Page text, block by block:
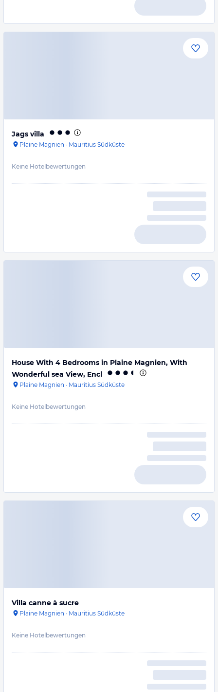
Jags villa
Plaine Magnien · Mauritius Südküste
Keine Hotelbewertungen
House With 4 Bedrooms in Plaine Magnien, With
Wonderful sea View, Encl
Plaine Magnien · Mauritius Südküste
Keine Hotelbewertungen
Villa canne à sucre
Plaine Magnien · Mauritius Südküste
Keine Hotelbewertungen